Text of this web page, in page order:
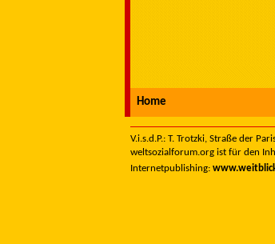
Home
V.i.s.d.P.: T. Trotzki, Straße der
weltsozialforum.org ist für den
Internetpublishing: